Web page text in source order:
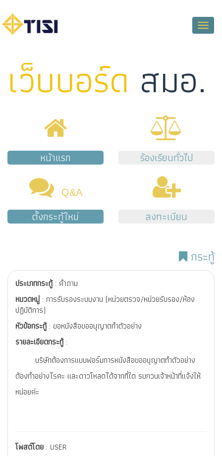
Toggle
เว็บบอร์ด สมอ.
หน้าแรก ร้องเรียนทั่วไป
Q&A
ตั้งกระทู้ใหม่ ลงทะเบียน
กระทู้
ประเภทกระทู้ : คำถาม
หมวดหมู่ : การรับรองระบบงาน (หน่วยตรวจ/หน่วยรับรอง/ห้อง
ปฏิบัติการ)
หัวข้อกระทู้ : ขอหนังสือขออนุญาตทำตัวอย่าง
รายละเอียดกระทู้ :
บริษัทต้องการแบบฟอร์มการหนังสือขออนุญาตทำตัวอย่าง
ต้องทำอย่างไรคะ และดาวโหลดได้จากที่ใด รบกวนเจ้าหน้าที่แจ้งให้
หน่อยค่ะ
โพสต์โดย : USER